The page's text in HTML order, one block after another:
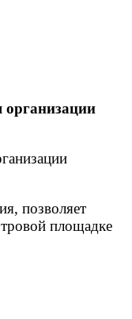
позволяет
площадке